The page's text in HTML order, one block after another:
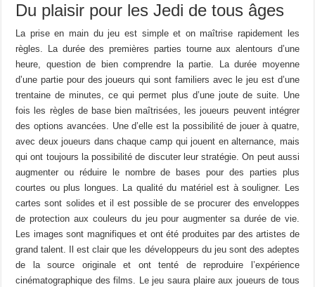
Du plaisir pour les Jedi de tous âges
La prise en main du jeu est simple et on maîtrise rapidement les
règles. La durée des premières parties tourne aux alentours d’une
heure, question de bien comprendre la partie. La durée moyenne
d’une partie pour des joueurs qui sont familiers avec le jeu est d’une
trentaine de minutes, ce qui permet plus d’une joute de suite. Une
fois les règles de base bien maîtrisées, les joueurs peuvent intégrer
des options avancées. Une d’elle est la possibilité de jouer à quatre,
avec deux joueurs dans chaque camp qui jouent en alternance, mais
qui ont toujours la possibilité de discuter leur stratégie. On peut aussi
augmenter ou réduire le nombre de bases pour des parties plus
courtes ou plus longues. La qualité du matériel est à souligner. Les
cartes sont solides et il est possible de se procurer des enveloppes
de protection aux couleurs du jeu pour augmenter sa durée de vie.
Les images sont magnifiques et ont été produites par des artistes de
grand talent. Il est clair que les développeurs du jeu sont des adeptes
de la source originale et ont tenté de reproduire l’expérience
cinématographique des films. Le jeu saura plaire aux joueurs de tous